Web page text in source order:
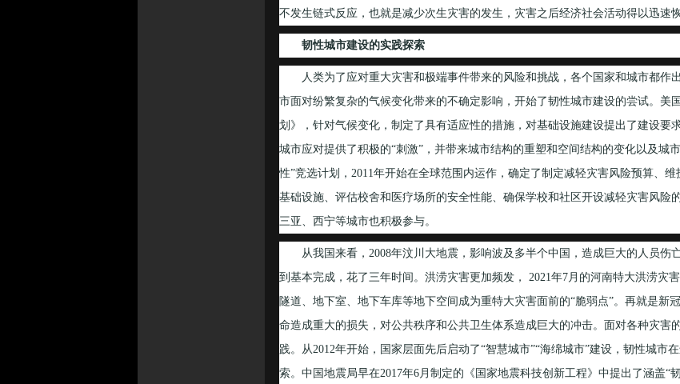
不发生链式反应，也就是减少次生灾害的发生，灾害之后经济社会活动得以迅速恢
韧性城市建设的实践探索
人类为了应对重大灾害和极端事件带来的风险和挑战，各个国家和城市都作
市面对纷繁复杂的气候变化带来的不确定影响，开始了韧性城市建设的尝试。美
划》，针对气候变化，制定了具有适应性的措施，对基础设施建设提出了建设要
城市应对提供了积极的“刺激”，并带来城市结构的重塑和空间结构的变化以及城
性”竞选计划，2011年开始在全球范围内运作，确定了制定减轻灾害风险预算、
基础设施、评估校舍和医疗场所的安全性能、确保学校和社区开设减轻灾害风险
三亚、西宁等城市也积极参与。
从我国来看，2008年汶川大地震，影响波及多半个中国，造成巨大的人员伤
到基本完成，花了三年时间。洪涝灾害更加频发， 2021年7月的河南特大洪涝灾
隧道、地下室、地下车库等地下空间成为重特大灾害面前的“脆弱点”。再就是新
命造成重大的损失，对公共秩序和公共卫生体系造成巨大的冲击。面对各种灾害
践。从2012年开始，国家层面先后启动了“智慧城市”“海绵城市”建设，韧性城市
索。中国地震局早在2017年6月制定的《国家地震科技创新工程》中提出了涵盖“